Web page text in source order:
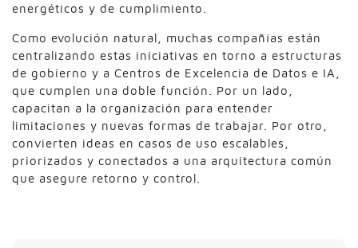
energéticos y de cumplimiento.
Como evolución natural, muchas compañías están
centralizando estas iniciativas en torno a estructuras
de gobierno y a Centros de Excelencia de Datos e IA,
que cumplen una doble función. Por un lado,
capacitan a la organización para entender
limitaciones y nuevas formas de trabajar. Por otro,
convierten ideas en casos de uso escalables,
priorizados y conectados a una arquitectura común
que asegure retorno y control.